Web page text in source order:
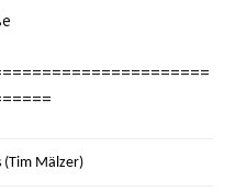
(Tim Mälzer)